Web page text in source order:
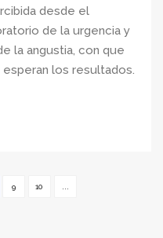
desde el
de la urgencia y
la angustia, con que
los resultados.
9 10